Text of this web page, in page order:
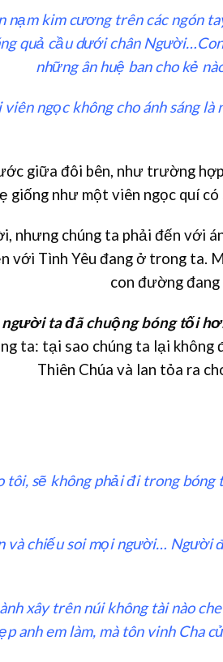
nạm kim cương trên các ngón
quả cầu dưới chân
những ân huệ ban cho kẻ
viên ngọc không cho ánh sáng
giữa đôi bên, như trường
giống như một viên ngọc quí
chúng ta phải đến với
với Tình Yêu đang ở trong
con đường đang
ta đã chuộng bóng tối
ta: tại sao chúng ta lại
Thiên Chúa và lan tỏa ra
sẽ không phải đi trong
và chiếu soi mọi người… Người
xây trên núi không tài nào
anh em làm, mà tôn vinh Cha